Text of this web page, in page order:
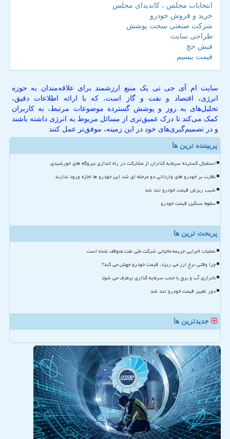
انتخابات مجلس ، کاندیدای مجلس
خرید و فروش خودرو
شرکت صنعتی سخت پوشش
طراحی سایت
فیش حج
قیمت بیسیم
سایت ام آی جی تی یک منبع ارزشمند برای علاقه‌مندان به حوزه
انرژی، اقتصاد و نفت و گاز است، که با ارائه اطلاعات دقیق،
تحلیل‌های به روز و پوشش گسترده موضوعات مرتبط، به کاربران
کمک می‌کند تا درک عمیق‌تری از مسائل مربوط به انرژی داشته باشند
و در تصمیم‌گیری‌های خود در این زمینه، موفق‌تر عمل کنند
پربیننده ترین ها
استقبال گسترده سرمایه گذاران از مشارکت در راه اندازی نیروگاه های خورشیدی
نظارت بر خودرو های وارداتی دو مرحله ای شد این خودرو ها اجازه ورود ندارند
شیب ریزش قیمت خودرو تند شد
سقوط سنگین قیمت خودرو
پربحث ترین ها
عملیات اجرایی جریمه مالیاتی شرکت ملی نفت متوقف شده است
چرا وقتی نرخ ارز می ریزد، قیمت خودرو جهش می کند؟
ناترازی آب و برق با جذب سرمایه گذاری برطرف می شود
دور تغییر قیمت خودرو تند شد
جدیدترین ها